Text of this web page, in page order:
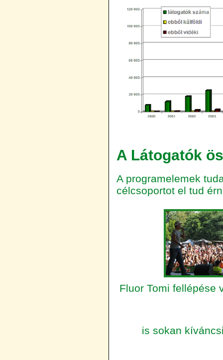
A Látogatók
A programelemek
célcsoportot el tud
Fluor Tomi
is sokan